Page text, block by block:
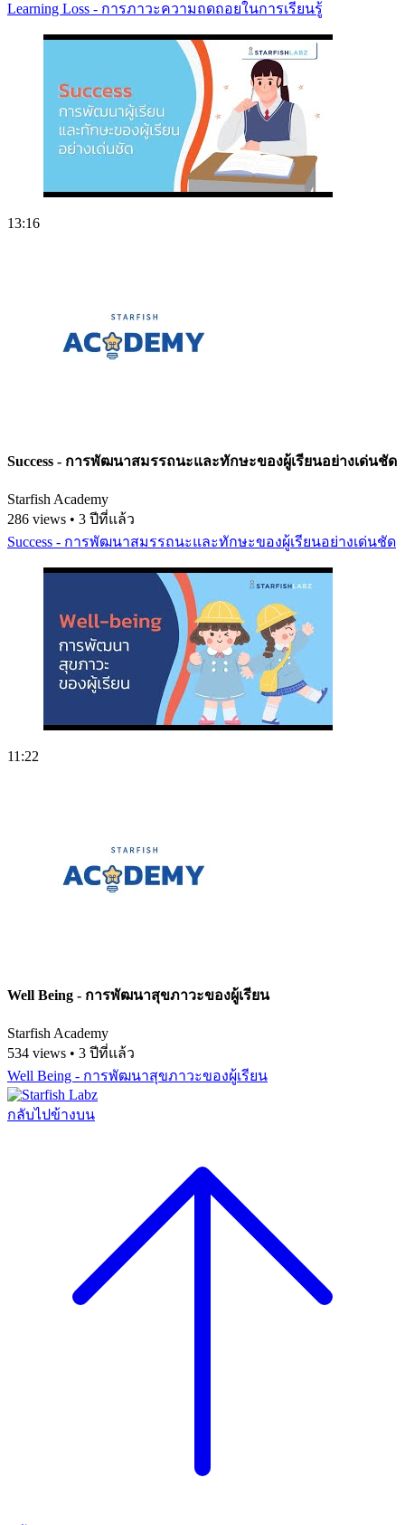
Learning Loss - การภาวะความถดถอยในการเรียนรู้
13:16
Success - การพัฒนาสมรรถนะและทักษะของผู้เรียนอย่างเด่นชัด
Starfish Academy
286 views • 3 ปีที่แล้ว
Success - การพัฒนาสมรรถนะและทักษะของผู้เรียนอย่างเด่นชัด
11:22
Well Being - การพัฒนาสุขภาวะของผู้เรียน
Starfish Academy
534 views • 3 ปีที่แล้ว
Well Being - การพัฒนาสุขภาวะของผู้เรียน
กลับไปข้างบน